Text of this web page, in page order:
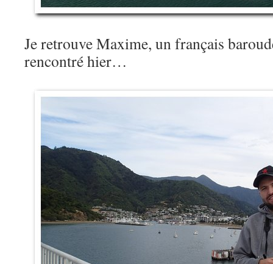
Je retrouve Maxime, un français
rencontré hier…